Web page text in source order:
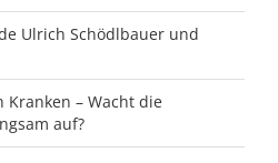
Ulrich Schödlbauer und
Kranken – Wacht die
auf?